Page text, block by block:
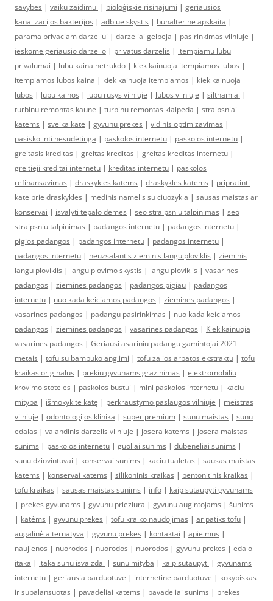
savybes | vaiku zaidimui | bioloģiskie risinājumi | geriausios
kanalizacijos bakterijos | adblue skystis | buhalterine apskaita |
parama privaciam darzeliui | darzeliai gelbeja | pasirinkimas vilniuje |
ieskome geriausio darzelio | privatus darzelis | itempiamu lubu
privalumai | lubu kaina netrukdo | kiek kainuoja itempiamos lubos |
itempiamos lubos kaina | kiek kainuoja itempiamos | kiek kainuoja
lubos | lubu kainos | lubu rusys vilniuje | lubos vilniuje | siltnamiai |
turbinu remontas kaune | turbinu remontas klaipeda | straipsniai
katems | sveika kate | gyvunu prekes | vidinis optimizavimas |
pasiskolinti nesudėtinga | paskolos internetu | paskolos internetu |
greitasis kreditas | greitas kreditas | greitas kreditas internetu |
greitieji kreditai internetu | kreditas internetu | paskolos
refinansavimas | draskykles katems | draskykles katems | pripratinti
kate prie draskykles | medinis namelis su ciuozykla | sausas maistas ar
konservai | isvalyti tepalo demes | seo straipsniu talpinimas | seo
straipsniu talpinimas | padangos internetu | padangos internetu |
pigios padangos | padangos internetu | padangos internetu |
padangos internetu | neuzsalantis zieminis langu ploviklis | zieminis
langu ploviklis | langu plovimo skystis | langu ploviklis | vasarines
padangos | ziemines padangos | padangos pigiau | padangos
internetu | nuo kada keiciamos padangos | ziemines padangos |
vasarines padangos | padangu pasirinkimas | nuo kada keiciamos
padangos | ziemines padangos | vasarines padangos | Kiek kainuoja
vasarines padangos | Geriausi asariniu padangu gamintojai 2021
metais | tofu su bambuko anglimi | tofu zalios arbatos ekstraktu | tofu
kraikas originalus | prekiu gyvunams grazinimas | elektromobiliu
krovimo stoteles | paskolos bustui | mini paskolos internetu | kaciu
mityba | išmokykite katę | perkraustymo paslaugos vilniuje | meistras
vilniuje | odontologijos klinika | super premium | sunu maistas | sunu
edalas | valandinis darzelis vilniuje | josera katems | josera maistas
sunims | paskolos internetu | guoliai sunims | dubeneliai sunims |
sunu dziovintuvai | konservai sunims | kaciu tualetas | sausas maistas
katems | konservai katems | silikoninis kraikas | bentonitinis kraikas |
tofu kraikas | sausas maistas sunims | info | kaip sutaupyti gyvunams
| prekes gyvunams | gyvunu prieziura | gyvunu augintojams | šunims
| katėms | gyvunu prekes | tofu kraiko naudojimas | ar patiks tofu |
augalinė alternatyva | gyvunu prekes | kontaktai | apie mus |
naujienos | nuorodos | nuorodos | nuorodos | gyvunu prekes | edalo
itaka | itaka sunu isvaizdai | sunu mityba | kaip sutaupyti | gyvunams
internetu | geriausia parduotuve | internetine parduotuve | kokybiskas
ir subalansuotas | pavadeliai katems | pavadeliai sunims | prekes